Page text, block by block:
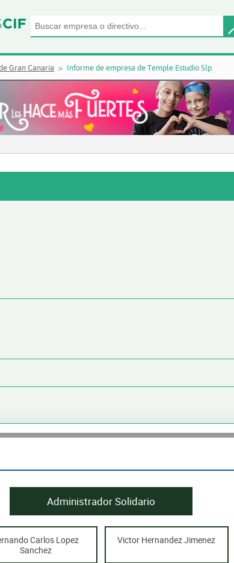
Gran Canaria Informe de empresa de Temple Estudio Slp
Administrador Solidario
Carlos Lopez
Sanchez
Victor Hernandez Jimenez